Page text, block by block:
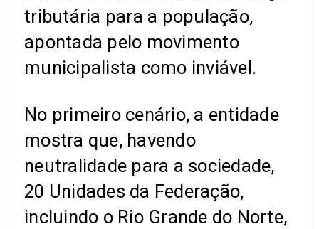
tributária para a população,
apontada pelo movimento
municipalista como inviável.
No primeiro cenário, a entidade
mostra que, havendo
neutralidade para a sociedade,
20 Unidades da Federação,
incluindo o Rio Grande do Norte,